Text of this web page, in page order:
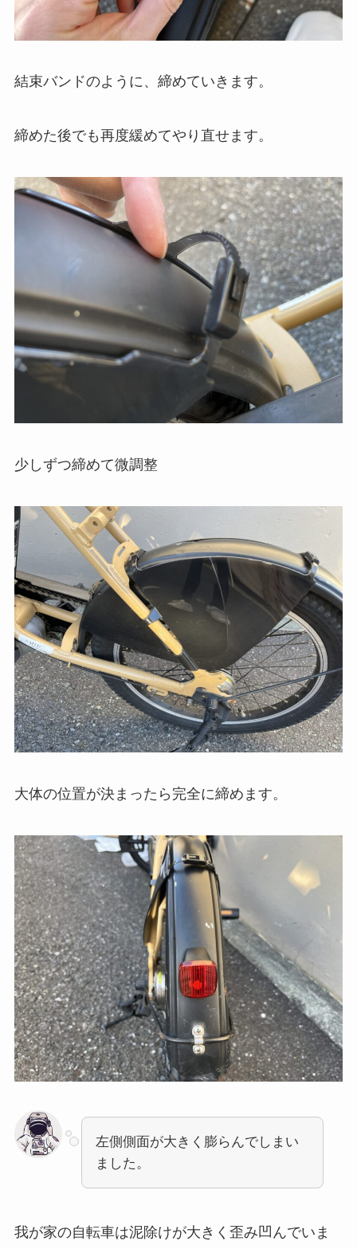
結束バンドのように、締めていきます。
締めた後でも再度緩めてやり直せます。
少しずつ締めて微調整
大体の位置が決まったら完全に締めます。
左側側面が大きく膨らんでしまい
ました。
我が家の自転車は泥除けが大きく歪み凹んでいま